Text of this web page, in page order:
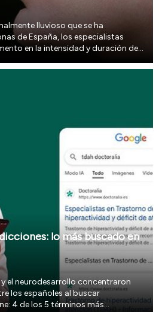
lluvioso que se ha
de España, los especialistas
en la intensidad y duración de
la vegetación y...
lo más buscado en
el neurodesarrollo concentraron
los españoles al buscar
4 de los 5 términos más